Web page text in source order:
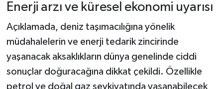
Enerji arzı ve küresel ekonomi uyarısı
Açıklamada, deniz taşımacılığına yönelik
müdahalelerin ve enerji tedarik zincirinde
yaşanacak aksaklıkların dünya genelinde ciddi
sonuçlar doğuracağına dikkat çekildi. Özellikle
petrol ve doğal gaz sevkiyatında yaşanabilecek